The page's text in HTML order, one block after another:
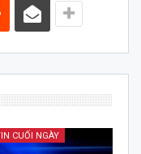
CUỐI NGÀY